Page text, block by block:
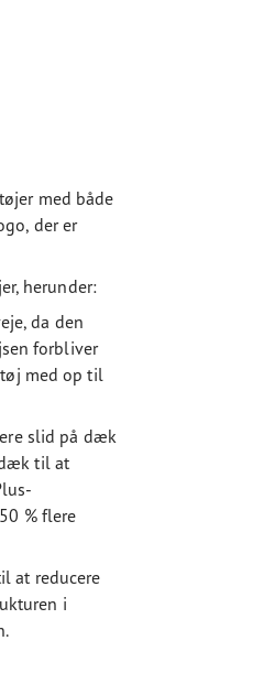
med både
der er
herunder:
da den
forbliver
med op til
slid på dæk
til at
% flere
at reducere
i